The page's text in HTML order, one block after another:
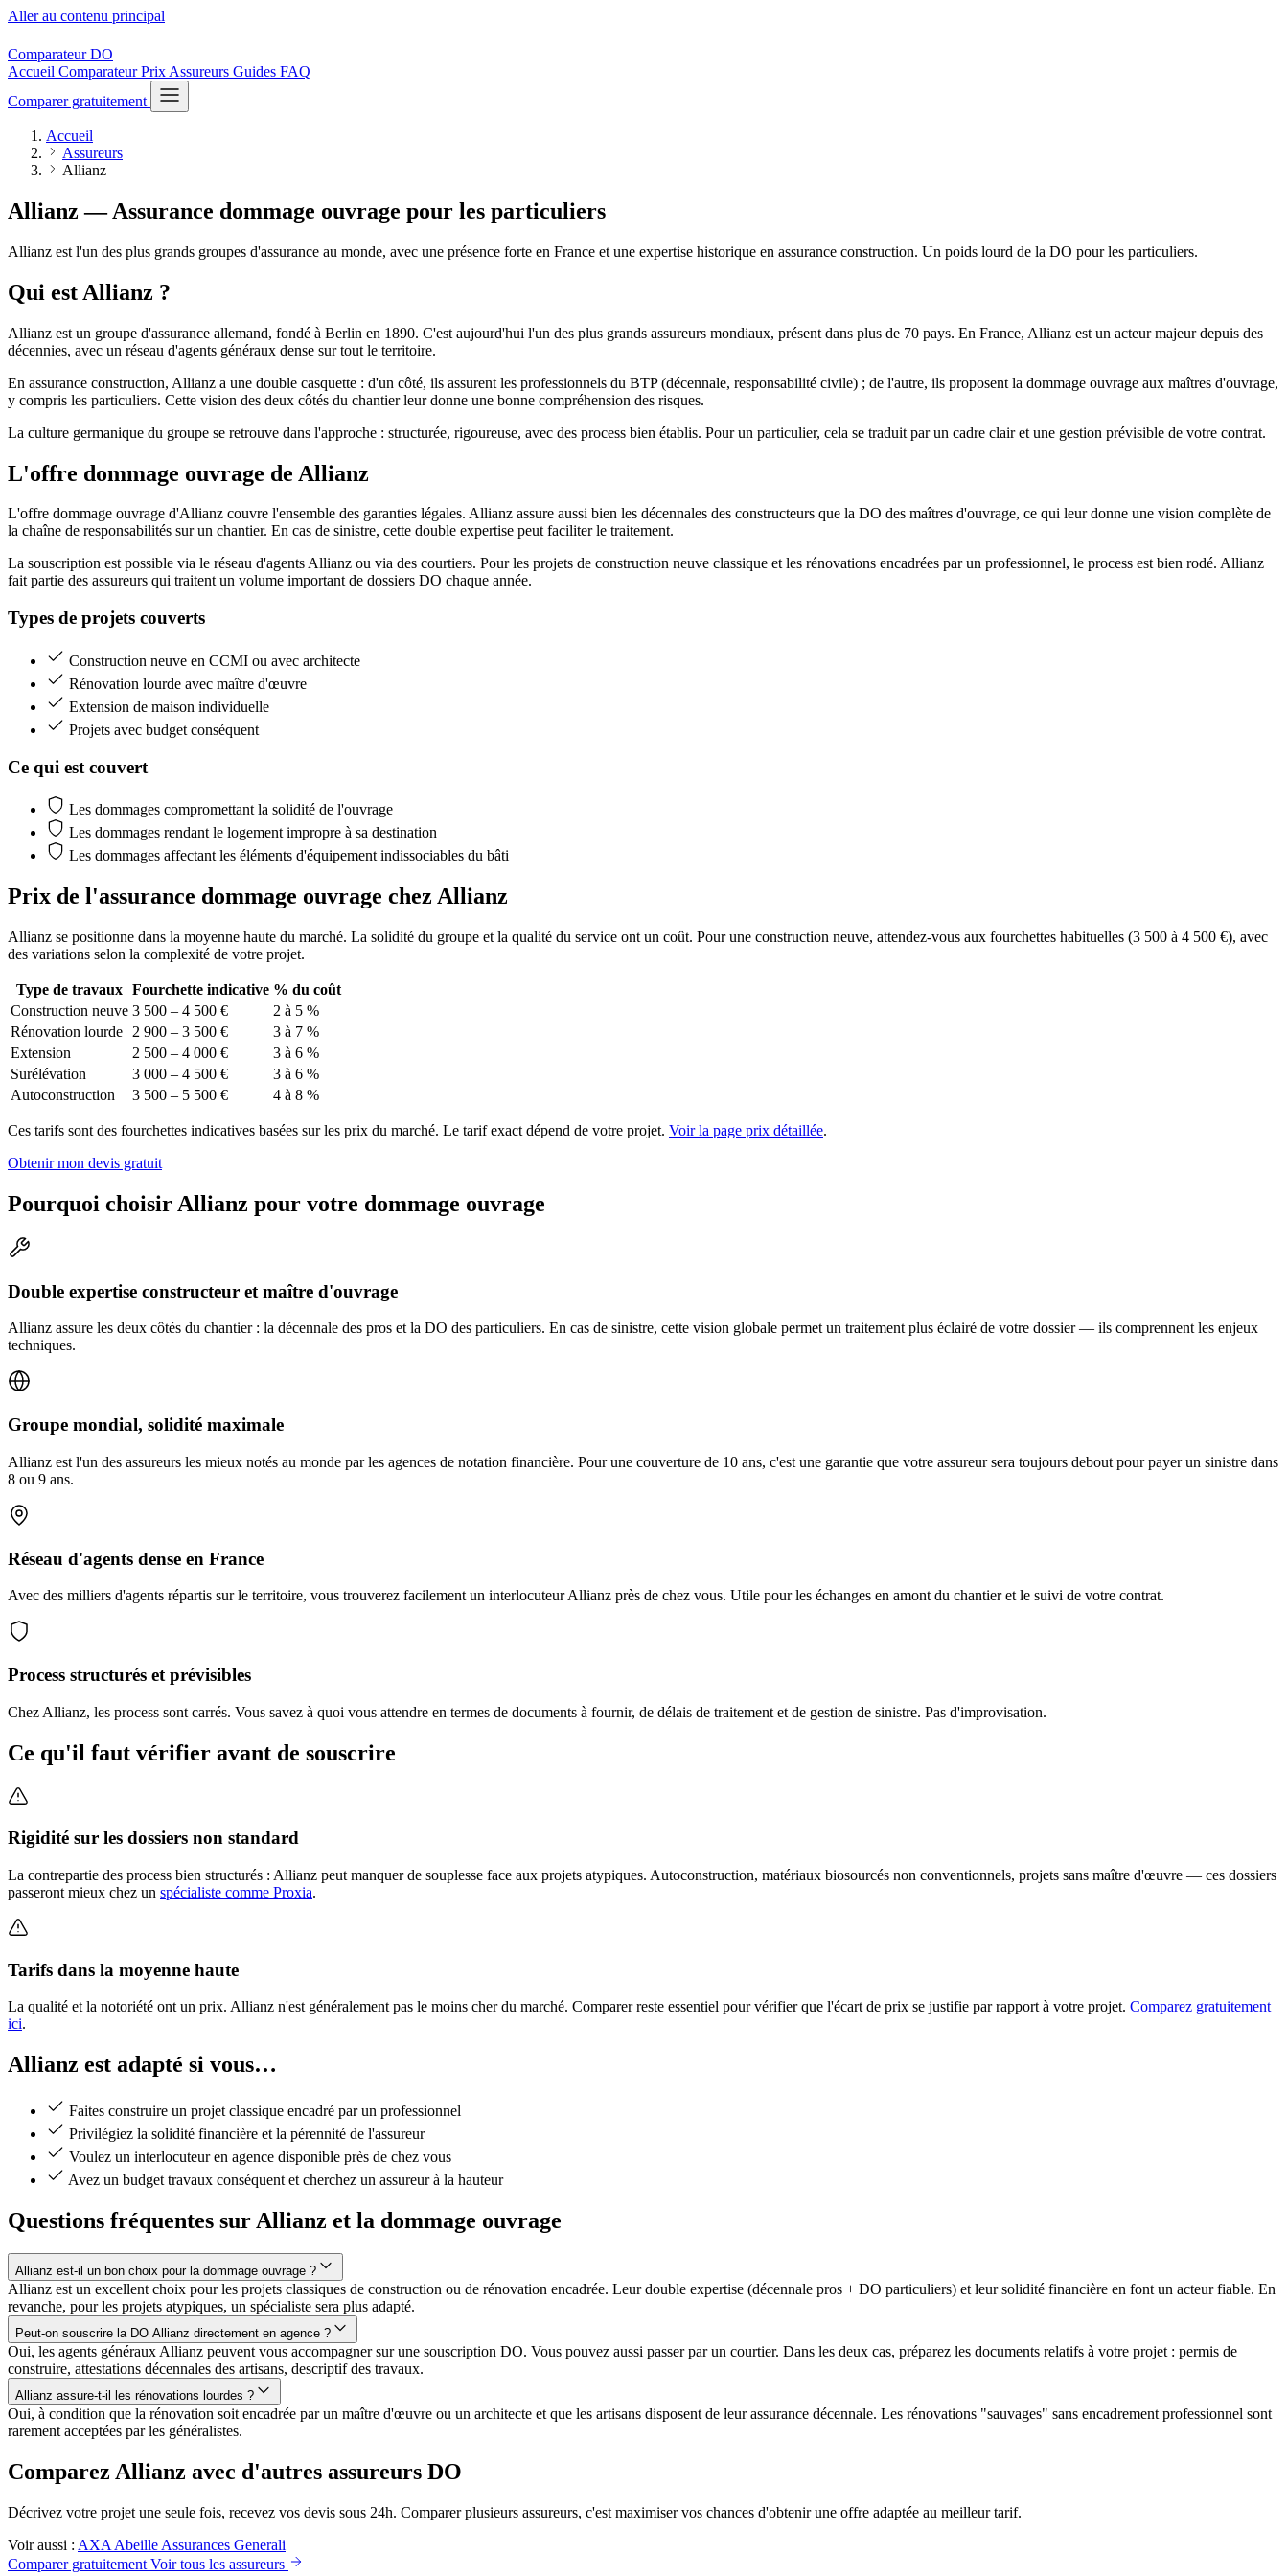
Aller au contenu principal
ComparateurDO
Accueil ComparateurPrix Assureurs Guides FAQ
Comparer gratuitement
Accueil
Assureurs
Allianz
Allianz — Assurance dommage ouvrage pour les particuliers
Allianz est l'un des plus grands groupes d'assurance au monde, avec une présence forte en France et une expertise historique en assurance construction. Un poids lourd de la DO pour les particuliers.
Qui est Allianz ?
Allianz est un groupe d'assurance allemand, fondé à Berlin en 1890. C'est aujourd'hui l'un des plus grands assureurs mondiaux, présent dans plus de 70 pays. En France, Allianz est un acteur majeur depuis des
décennies, avec un réseau d'agents généraux dense sur tout le territoire.
En assurance construction, Allianz a une double casquette : d'un côté, ils assurent les professionnels du BTP (décennale, responsabilité civile) ; de l'autre, ils proposent la dommage ouvrage aux maîtres d'ouvrage,
y compris les particuliers. Cette vision des deux côtés du chantier leur donne une bonne compréhension des risques.
La culture germanique du groupe se retrouve dans l'approche : structurée, rigoureuse, avec des process bien établis. Pour un particulier, cela se traduit par un cadre clair et une gestion prévisible de votre contrat.
L'offre dommage ouvrage de Allianz
L'offre dommage ouvrage d'Allianz couvre l'ensemble des garanties légales. Allianz assure aussi bien les décennales des constructeurs que la DO des maîtres d'ouvrage, ce qui leur donne une vision complète de
la chaîne de responsabilités sur un chantier. En cas de sinistre, cette double expertise peut faciliter le traitement.
La souscription est possible via le réseau d'agents Allianz ou via des courtiers. Pour les projets de construction neuve classique et les rénovations encadrées par un professionnel, le process est bien rodé. Allianz
fait partie des assureurs qui traitent un volume important de dossiers DO chaque année.
Types de projets couverts
Construction neuve en CCMI ou avec architecte
Rénovation lourde avec maître d'œuvre
Extension de maison individuelle
Projets avec budget conséquent
Ce qui est couvert
Les dommages compromettant la solidité de l'ouvrage
Les dommages rendant le logement impropre à sa destination
Les dommages affectant les éléments d'équipement indissociables du bâti
Prix de l'assurance dommage ouvrage chez Allianz
Allianz se positionne dans la moyenne haute du marché. La solidité du groupe et la qualité du service ont un coût. Pour une construction neuve, attendez-vous aux fourchettes habituelles (3 500 à 4 500 €), avec
des variations selon la complexité de votre projet.
Type de travaux Fourchette indicative % du coût
Construction neuve 3 500 – 4 500 €
2 à 5 %
Rénovation lourde
2 900 – 3 500 €
3 à 7 %
Extension
2 500 – 4 000 €
3 à 6 %
Surélévation
3 000 – 4 500 €
3 à 6 %
Autoconstruction
3 500 – 5 500 € 4 à 8 %
Ces tarifs sont des fourchettes indicatives basées sur les prix du marché. Le tarif exact dépend de votre projet. Voir la page prix détaillée.
Obtenir mon devis gratuit
Pourquoi choisir Allianz pour votre dommage ouvrage
Double expertise constructeur et maître d'ouvrage
Allianz assure les deux côtés du chantier : la décennale des pros et la DO des particuliers. En cas de sinistre, cette vision globale permet un traitement plus éclairé de votre dossier — ils comprennent les enjeux
techniques.
Groupe mondial, solidité maximale
Allianz est l'un des assureurs les mieux notés au monde par les agences de notation financière. Pour une couverture de 10 ans, c'est une garantie que votre assureur sera toujours debout pour payer un sinistre dans
8 ou 9 ans.
Réseau d'agents dense en France
Avec des milliers d'agents répartis sur le territoire, vous trouverez facilement un interlocuteur Allianz près de chez vous. Utile pour les échanges en amont du chantier et le suivi de votre contrat.
Process structurés et prévisibles
Chez Allianz, les process sont carrés. Vous savez à quoi vous attendre en termes de documents à fournir, de délais de traitement et de gestion de sinistre. Pas d'improvisation.
Ce qu'il faut vérifier avant de souscrire
Rigidité sur les dossiers non standard
La contrepartie des process bien structurés : Allianz peut manquer de souplesse face aux projets atypiques. Autoconstruction, matériaux biosourcés non conventionnels, projets sans maître d'œuvre — ces dossiers
passeront mieux chez un spécialiste comme Proxia.
Tarifs dans la moyenne haute
La qualité et la notoriété ont un prix. Allianz n'est généralement pas le moins cher du marché. Comparer reste essentiel pour vérifier que l'écart de prix se justifie par rapport à votre projet. Comparez gratuitement
ici.
Allianz est adapté si vous…
Faites construire un projet classique encadré par un professionnel
Privilégiez la solidité financière et la pérennité de l'assureur
Voulez un interlocuteur en agence disponible près de chez vous
Avez un budget travaux conséquent et cherchez un assureur à la hauteur
Questions fréquentes sur Allianz et la dommage ouvrage
Allianz est-il un bon choix pour la dommage ouvrage ?
Allianz est un excellent choix pour les projets classiques de construction ou de rénovation encadrée. Leur double expertise (décennale pros + DO particuliers) et leur solidité financière en font un acteur fiable. En
revanche, pour les projets atypiques, un spécialiste sera plus adapté.
Peut-on souscrire la DO Allianz directement en agence ?
Oui, les agents généraux Allianz peuvent vous accompagner sur une souscription DO. Vous pouvez aussi passer par un courtier. Dans les deux cas, préparez les documents relatifs à votre projet : permis de
construire, attestations décennales des artisans, descriptif des travaux.
Allianz assure-t-il les rénovations lourdes ?
Oui, à condition que la rénovation soit encadrée par un maître d'œuvre ou un architecte et que les artisans disposent de leur assurance décennale. Les rénovations "sauvages" sans encadrement professionnel sont
rarement acceptées par les généralistes.
Comparez Allianz avec d'autres assureurs DO
Décrivez votre projet une seule fois, recevez vos devis sous 24h. Comparer plusieurs assureurs, c'est maximiser vos chances d'obtenir une offre adaptée au meilleur tarif.
Voir aussi : AXA Abeille Assurances Generali
Comparer gratuitement Voir tous les assureurs